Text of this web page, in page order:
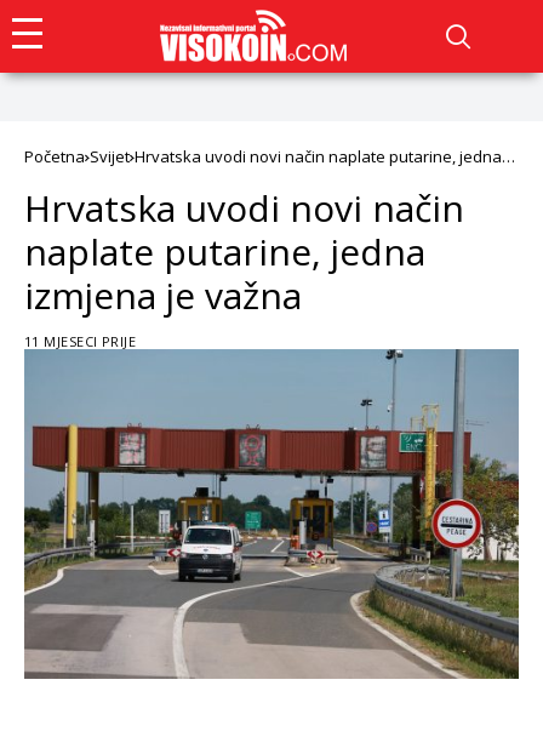
Početna Svijet Hrvatska uvodi novi način naplate putarine, jedna
Hrvatska uvodi novi način
naplate putarine, jedna
izmjena je važna
11 MJESECI PRIJE